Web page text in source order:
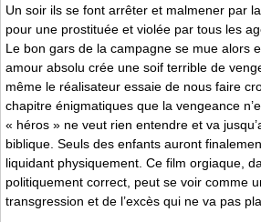
Un soir ils se font arrêter et malmener par
pour une prostituée et violée par tous les
Le bon gars de la campagne se mue alors
amour absolu crée une soif terrible de
même le réalisateur essaie de nous faire
chapitre énigmatiques que la vengeance
« héros » ne veut rien entendre et va
biblique. Seuls des enfants auront
liquidant physiquement. Ce film orgiaque,
politiquement correct, peut se voir comme
transgression et de l’excès qui ne va pas